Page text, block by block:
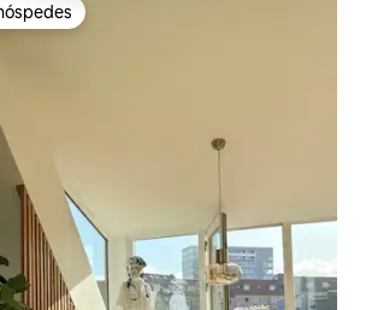
preferidos dos hóspedes